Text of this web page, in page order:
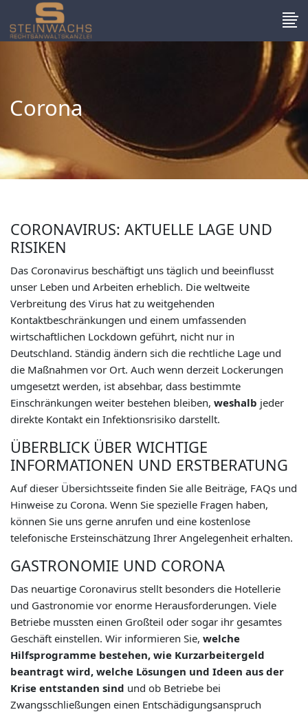
Corona
CORONAVIRUS: AKTUELLE LAGE UND
RISIKEN
Das Coronavirus beschäftigt uns täglich und beeinflusst
unser Leben und Arbeiten erheblich. Die weltweite
Verbreitung des Virus hat zu weitgehenden
Kontaktbeschränkungen und einem umfassenden
wirtschaftlichen Lockdown geführt, nicht nur in
Deutschland. Ständig ändern sich die rechtliche Lage und
die Maßnahmen vor Ort. Auch wenn derzeit Lockerungen
umgesetzt werden, ist absehbar, dass bestimmte
Einschränkungen weiter bestehen bleiben, weshalb jeder
direkte Kontakt ein Infektionsrisiko darstellt.
ÜBERBLICK ÜBER WICHTIGE
INFORMATIONEN UND ERSTBERATUNG
Auf dieser Übersichtsseite finden Sie alle Beiträge, FAQs und
Hinweise zu Corona. Wenn Sie spezielle Fragen haben,
können Sie uns gerne anrufen und eine kostenlose
telefonische Ersteinschätzung Ihrer Angelegenheit erhalten.
GASTRONOMIE UND CORONA
Das neuartige Coronavirus stellt besonders die Hotellerie
und Gastronomie vor enorme Herausforderungen. Viele
Betriebe mussten einen Großteil oder sogar ihr gesamtes
Geschäft einstellen. Wir informieren Sie, welche
Hilfsprogramme bestehen, wie Kurzarbeitergeld
beantragt wird, welche Lösungen und Ideen aus der
Krise entstanden sind und ob Betriebe bei
Zwangsschließungen einen Entschädigungsanspruch